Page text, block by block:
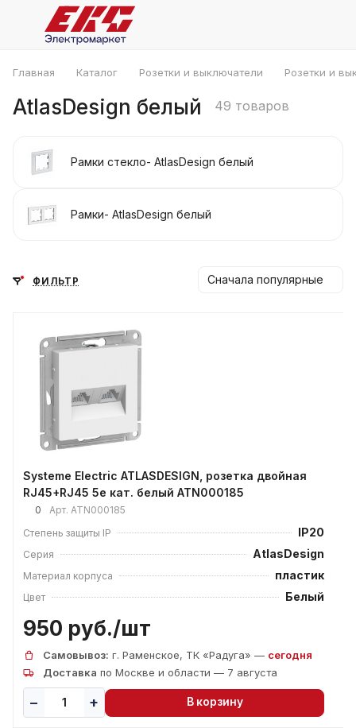
Главная Каталог Розетки и выключатели Розетки и
AtlasDesign белый 49 товаров
Рамки стекло- AtlasDesign белый
Рамки- AtlasDesign белый
ФИЛЬТР Сначала популярные
Systeme Electric ATLASDESIGN, розетка двойная
RJ45+RJ45 5е кат. белый ATN000185
0 Арт. ATN000185
Степень защиты IP
IP20
Серия AtlasDesign
Материал корпуса пластик
Цвет Белый
950 руб./шт
Самовывоз: г. Раменское, ТК «Радуга» — сегодня
Доставка по Москве и области — 7 августа
В корзину